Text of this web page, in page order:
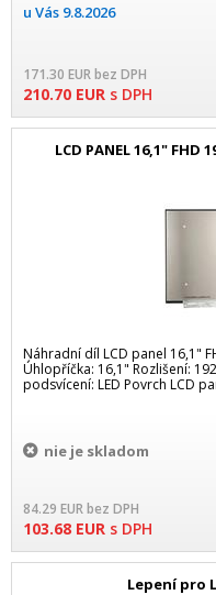
u Vás 9.8.2026
171.30 EURbez DPH
210.70 EUR s DPH
LCD PANEL 16,1" FHD
Náhradní díl LCD panel 16,1"
Úhlopříčka: 16,1" Rozlišení:
podsvícení: LED Povrch LCD
nie je skladom
84.29 EURbez DPH
103.68 EUR s DPH
Lepení pro